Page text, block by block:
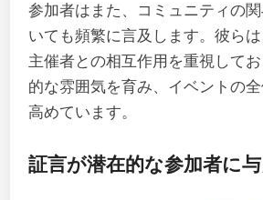
参加者はまた、コミュニティの
いても頻繁に言及します。彼ら
主催者との相互作用を重視して
的な雰囲気を育み、イベントの
高めています。
証言が潜在的な参加者に